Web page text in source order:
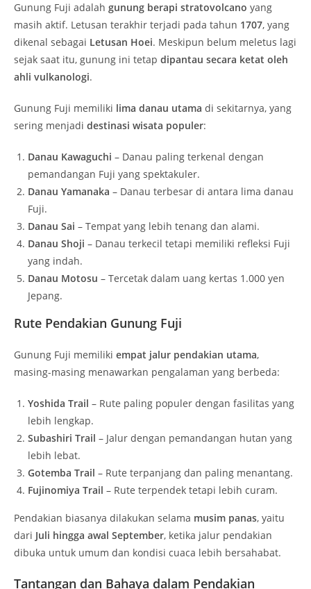
Gunung Fuji adalah gunung berapi stratovolcano yang
masih aktif. Letusan terakhir terjadi pada tahun 1707, yang
dikenal sebagai Letusan Hoei. Meskipun belum meletus lagi
sejak saat itu, gunung ini tetap dipantau secara ketat oleh
ahli vulkanologi.
Gunung Fuji memiliki lima danau utama di sekitarnya, yang
sering menjadi destinasi wisata populer:
Danau Kawaguchi – Danau paling terkenal dengan
pemandangan Fuji yang spektakuler.
Danau Yamanaka – Danau terbesar di antara lima danau
Fuji.
Danau Sai – Tempat yang lebih tenang dan alami.
Danau Shoji – Danau terkecil tetapi memiliki refleksi Fuji
yang indah.
Danau Motosu – Tercetak dalam uang kertas 1.000 yen
Jepang.
Rute Pendakian Gunung Fuji
Gunung Fuji memiliki empat jalur pendakian utama,
masing-masing menawarkan pengalaman yang berbeda:
Yoshida Trail – Rute paling populer dengan fasilitas yang
lebih lengkap.
Subashiri Trail – Jalur dengan pemandangan hutan yang
lebih lebat.
Gotemba Trail – Rute terpanjang dan paling menantang.
Fujinomiya Trail – Rute terpendek tetapi lebih curam.
Pendakian biasanya dilakukan selama musim panas, yaitu
dari Juli hingga awal September, ketika jalur pendakian
dibuka untuk umum dan kondisi cuaca lebih bersahabat.
Tantangan dan Bahaya dalam Pendakian